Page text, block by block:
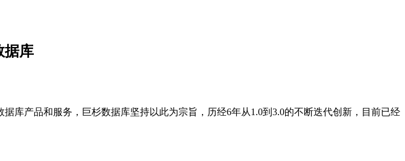
据库
库产品和服务，巨杉数据库坚持以此为宗旨，历经6年从1.0到3.0的不断迭代创新，目前已经